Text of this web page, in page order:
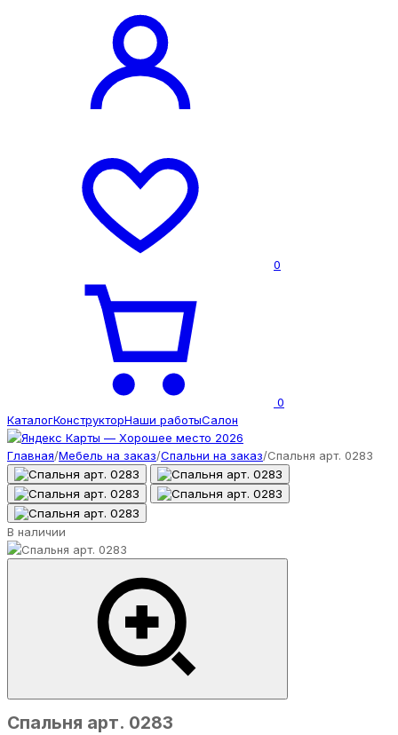
0
0
КаталогКонструкторНаши работыСалон
Главная/Мебель на заказ/Спальни на заказ/Спальня арт. 0283
В наличии
Спальня арт. 0283